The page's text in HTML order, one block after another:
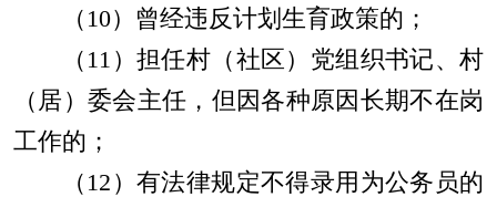
（ 10）曾经违反计划生育政策的；
（ 11 ）担任村（社区）党组织书记、村
（居）委会主任，但因各种原因长期不在岗
工作的；
（ 12 ）有法律规定不得录用为公务员的